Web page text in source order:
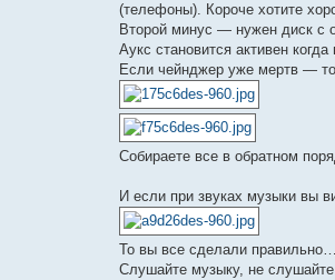
(телефоны). Короче хотите
Второй минус — нужен диск с
Аукс становится активен
Если чейнджер уже мертв —
Собираете все в обратном
И если при звуках музыки вы
То вы все сделали правильно…
Слушайте музыку, не